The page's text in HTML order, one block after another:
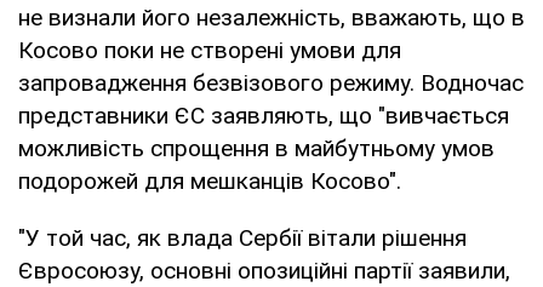
не визнали його незалежність, вважають, що в
Косово поки не створені умови для
запровадження безвізового режиму. Водночас
представники ЄС заявляють, що "вивчається
можливість спрощення в майбутньому умов
подорожей для мешканців Косово".
"У той час, як влада Сербії вітали рішення
Євросоюзу, основні опозиційні партії заявили,